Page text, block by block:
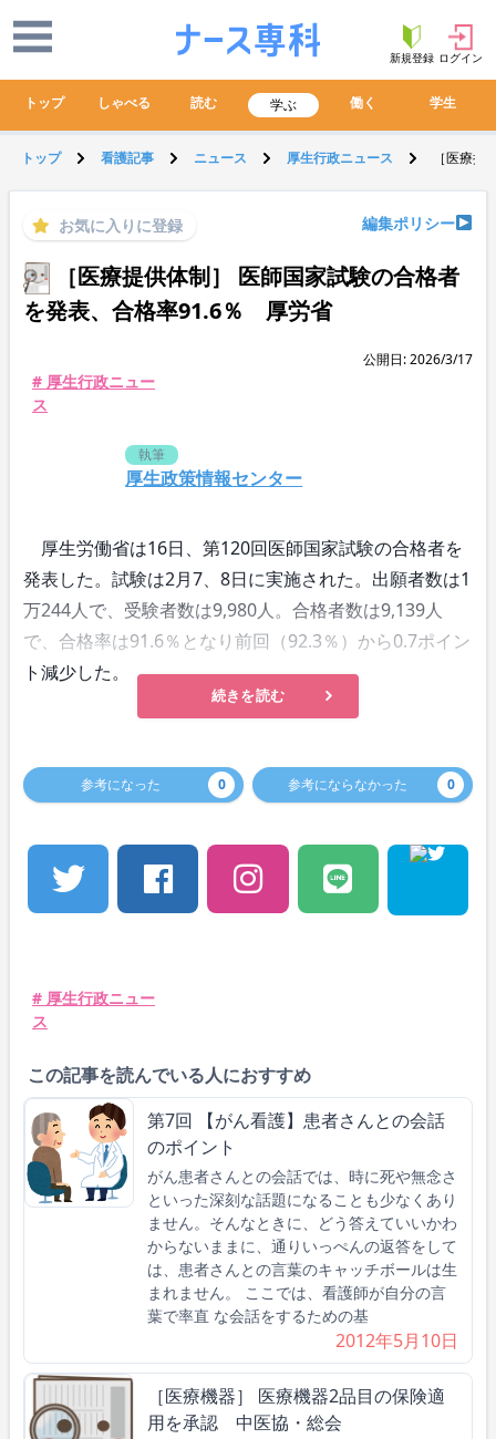
新規登録 ログイン
トップ しゃべる 読む 学ぶ 働く 学生
トップ 看護記事 ニュース 厚生行政ニュース ［医療
お気に入りに登録 編集ポリシー
［医療提供体制］ 医師国家試験の合格者
を発表、合格率91.6％ 厚労省
公開日: 2026/3/17
# 厚生行政ニュー
ス
執筆
厚生政策情報センター
厚生労働省は16日、第120回医師国家試験の合格者を
発表した。試験は2月7、8日に実施された。出願者数は1
万244人で、受験者数は9,980人。合格者数は9,139人
で、合格率は91.6％となり前回（92.3％）から0.7ポイン
ト減少した。
続きを読む
参考になった 0 参考にならなかった 0
# 厚生行政ニュー
ス
この記事を読んでいる人におすすめ
第7回 【がん看護】患者さんとの会話
のポイント
がん患者さんとの会話では、時に死や無念さ
といった深刻な話題になることも少なくあり
ません。そんなときに、どう答えていいかわ
からないままに、通りいっぺんの返答をして
は、患者さんとの言葉のキャッチボールは生
まれません。 ここでは、看護師が自分の言
葉で率直 な会話をするための基
2012年5月10日
［医療機器］ 医療機器2品目の保険適
用を承認 中医協・総会